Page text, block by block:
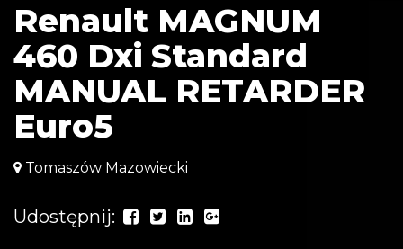
Renault MAGNUM
460 Dxi Standard
MANUAL RETARDER
Euro5
Tomaszów Mazowiecki
Udostępnij: